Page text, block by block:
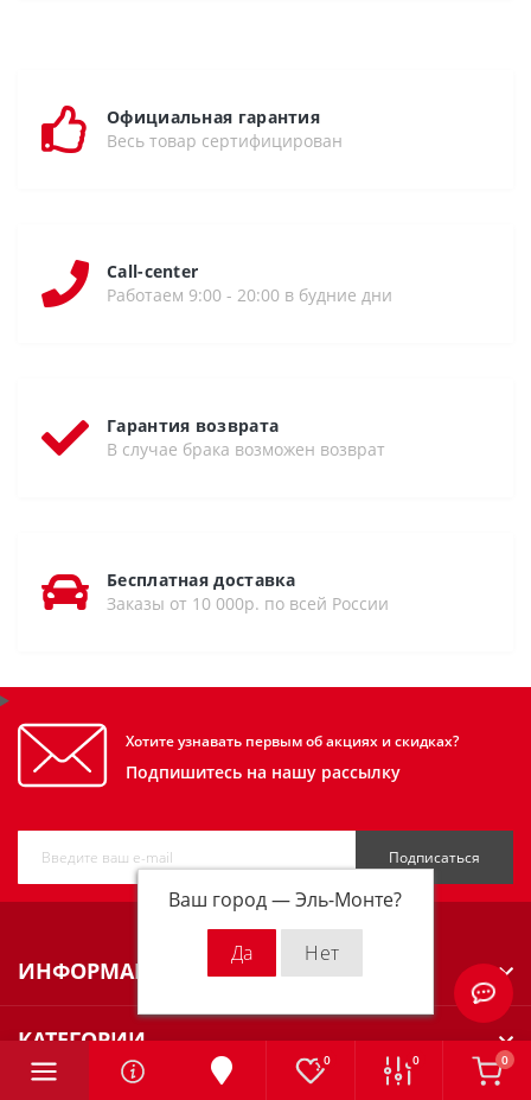
Ваш город —Эль-Монте?
0 0 0
Официальная гарантия
Весь товар сертифицирован
Call-center
Работаем 9:00 - 20:00 в будние дни
Гарантия возврата
В случае брака возможен возврат
Бесплатная доставка
Заказы от 10 000р. по всей России
Хотите узнавать первым об акциях и скидках?
Подпишитесь на нашу рассылку
Подписаться
ИНФОРМАЦИЯ
КАТЕГОРИИ